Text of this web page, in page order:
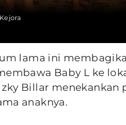
lama ini
Baby L ke
Billar menekankan
anaknya.